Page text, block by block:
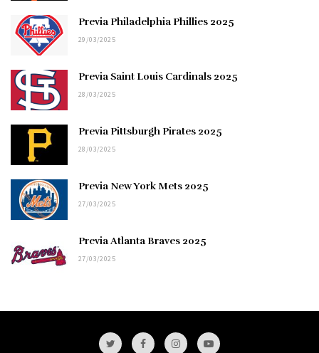
Previa Philadelphia Phillies 2025
29/03/2025
Previa Saint Louis Cardinals 2025
28/03/2025
Previa Pittsburgh Pirates 2025
28/03/2025
Previa New York Mets 2025
27/03/2025
Previa Atlanta Braves 2025
27/03/2025